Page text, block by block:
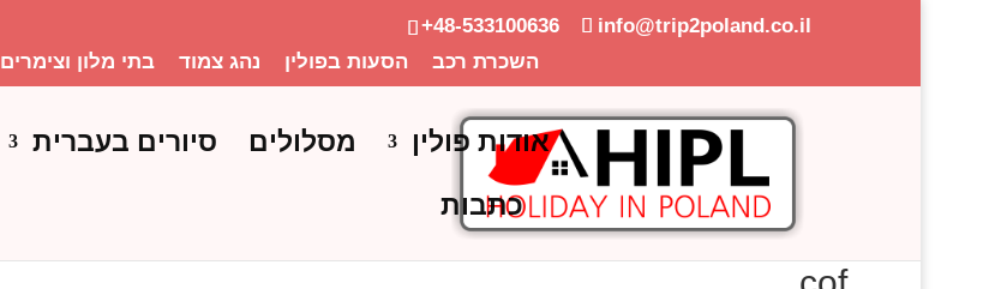
+48-533100636
info@trip2poland.co.il
השכרת רכב
הסעות בפולין נהג צמוד בתי מלון וצימרים
אודות פולין מסלולים סיורים בעברית
כתבות